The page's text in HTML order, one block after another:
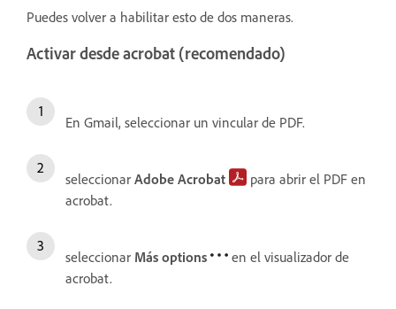
Puedes volver a habilitar esto de dos maneras.
Activar desde acrobat (recomendado)
En Gmail, seleccionar un vincular de PDF.
seleccionar Adobe Acrobat
para abrir el PDF en
acrobat.
seleccionar Más options
en el visualizador de
acrobat.